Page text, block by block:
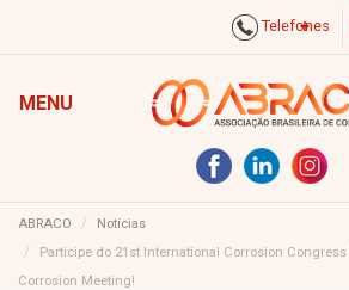
Telefones
MENU
ABRACO
Notícias
Participe do 21st International Corrosion
Corrosion Meeting!